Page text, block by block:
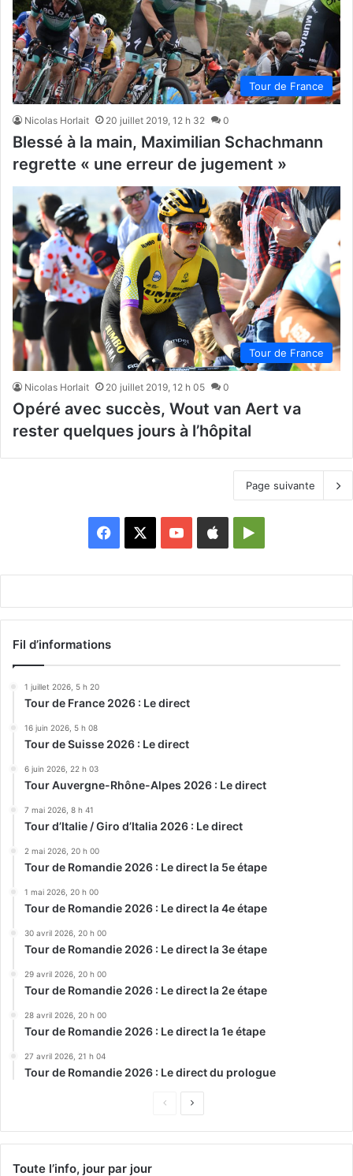
Tour de France
Nicolas Horlait 20 juillet 2019, 12 h 32 0
Blessé à la main, Maximilian Schachmann
regrette « une erreur de jugement »
Tour de France
Nicolas Horlait 20 juillet 2019, 12 h 05 0
Opéré avec succès, Wout van Aert va
rester quelques jours à l’hôpital
Page suivante
Facebook YouTubeAppleGoogle
Fil d’informations
1 juillet 2026, 5 h 20
Tour de France 2026 : Le direct
16 juin 2026, 5 h 08
Tour de Suisse 2026 : Le direct
6 juin 2026, 22 h 03
Tour Auvergne-Rhône-Alpes 2026 : Le direct
7 mai 2026, 8 h 41
Tour d’Italie / Giro d’Italia 2026 : Le direct
2 mai 2026, 20 h 00
Tour de Romandie 2026 : Le direct la 5e étape
1 mai 2026, 20 h 00
Tour de Romandie 2026 : Le direct la 4e étape
30 avril 2026, 20 h 00
Tour de Romandie 2026 : Le direct la 3e étape
29 avril 2026, 20 h 00
Tour de Romandie 2026 : Le direct la 2e étape
28 avril 2026, 20 h 00
Tour de Romandie 2026 : Le direct la 1e étape
27 avril 2026, 21 h 04
Tour de Romandie 2026 : Le direct du prologue
Page
Page
Toute l’info, jour par jour